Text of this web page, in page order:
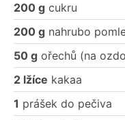
200 g cukru
200 g nahrubo
50 g ořechů (na
2 lžíce kakaa
1 prášek do pečiva